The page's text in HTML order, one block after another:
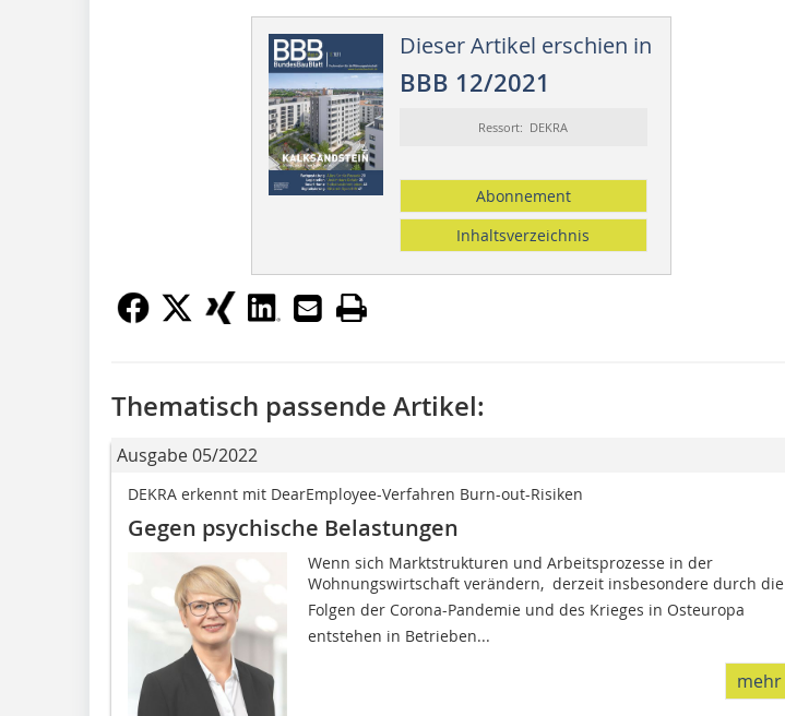
Dieser Artikel erschien in
BBB 12/2021
Ressort: DEKRA
Abonnement
Inhaltsverzeichnis
Thematisch passende Artikel:
Ausgabe 05/2022
DEKRA erkennt mit DearEmployee-Verfahren Burn-out-Risiken
Gegen psychische Belastungen
Wenn sich Marktstrukturen und Arbeitsprozesse in der
Wohnungswirtschaft verändern,  derzeit insbesondere durch die
Folgen der Corona-Pandemie und des Krieges in Osteuropa 
entstehen in Betrieben...
mehr